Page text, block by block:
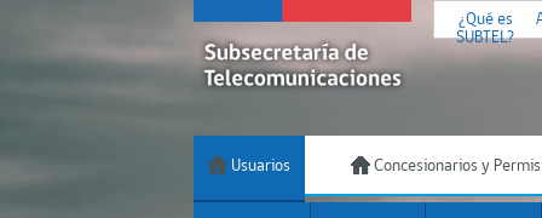
¿Qué es
SUBTEL?
Usuarios Concesionarios y